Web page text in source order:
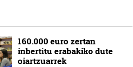
160.000 euro zertan
inbertitu erabakiko dute
oiartzuarrek